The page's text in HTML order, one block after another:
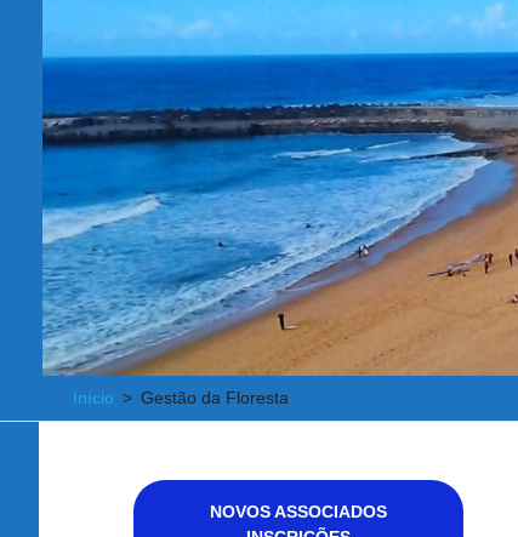
Início Gestão da Floresta
NOVOS ASSOCIADOS